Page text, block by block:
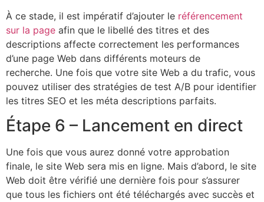
À ce stade, il est impératif d’ajouter le référencement
sur la page afin que le libellé des titres et des
descriptions affecte correctement les performances
d’une page Web dans différents moteurs de
recherche. Une fois que votre site Web a du trafic, vous
pouvez utiliser des stratégies de test A/B pour identifier
les titres SEO et les méta descriptions parfaits.
Étape 6 – Lancement en direct
Une fois que vous aurez donné votre approbation
finale, le site Web sera mis en ligne. Mais d’abord, le site
Web doit être vérifié une dernière fois pour s’assurer
que tous les fichiers ont été téléchargés avec succès et